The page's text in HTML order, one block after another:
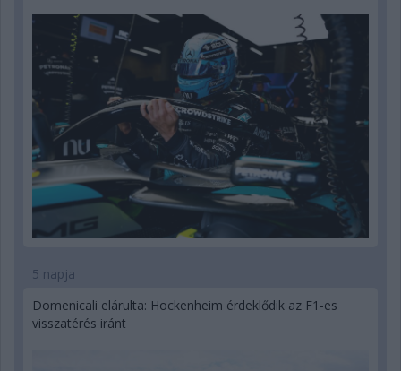
5 napja
Domenicali elárulta: Hockenheim érdeklődik az F1-es
visszatérés iránt